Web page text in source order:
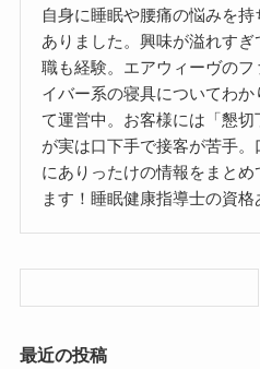
自身に睡眠や腰痛の悩みを
ありました。興味が溢れす
職も経験。エアウィーヴの
イバー系の寝具についてわ
て運営中。お客様には「懇
が実は口下手で接客が苦手
にありったけの情報をまと
ます！睡眠健康指導士の資格
最近の投稿